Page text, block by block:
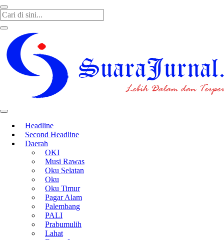
Headline
Second Headline
Daerah
OKI
Musi Rawas
Oku Selatan
Oku
Oku Timur
Pagar Alam
Palembang
PALI
Prabumulih
Lahat